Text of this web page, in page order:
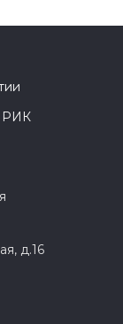
РИК
д.16